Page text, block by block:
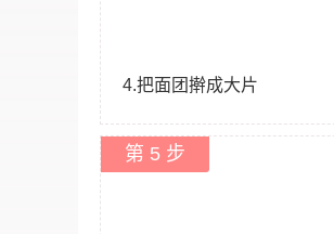
4.把面团擀成大片
第 5 步